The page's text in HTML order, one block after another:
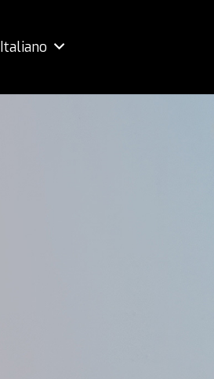
Italiano